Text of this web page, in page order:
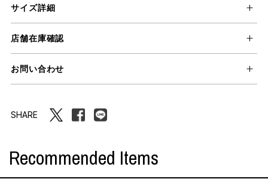
サイズ詳細
店舗在庫確認
お問い合わせ
SHARE
Recommended Items